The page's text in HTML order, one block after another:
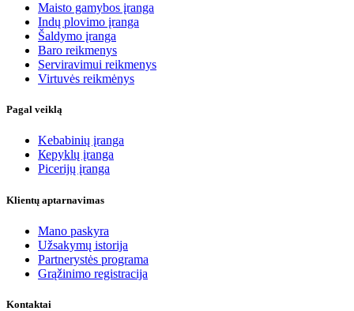
Maisto gamybos įranga
Indų plovimo įranga
Šaldymo įranga
Baro reikmenys
Serviravimui reikmenys
Virtuvės reikmėnys
Pagal veiklą
Kebabinių įranga
Кеpyklų įranga
Picerijų įranga
Klientų aptarnavimas
Mano paskyra
Užsakymų istorija
Partnerystės programa
Grąžinimo registracija
Kontaktai